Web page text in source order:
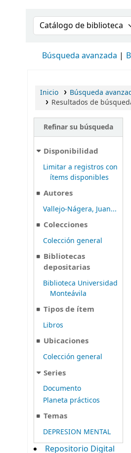
Buscar en el catálogo
Búsqueda avanzada
Inicio
Búsqueda
Resultados de
Refinar su búsqueda
Disponibilidad
Limitar a registros con
ítems disponibles
Autores
Vallejo-Nágera, Juan...
Colecciones
Colección general
Bibliotecas
depositarias
Biblioteca Universidad
Monteávila
Tipos de ítem
Libros
Ubicaciones
Colección general
Series
Documento
Planeta prácticos
Temas
DEPRESION MENTAL
Repositorio Digital